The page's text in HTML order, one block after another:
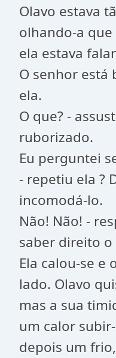
Olavo estava
olhando-a
ela estava
O senhor está
ela.
O que? -
ruborizado.
Eu perguntei
- repetiu ela ?
incomodá-lo.
Não! Não! -
saber direito
Ela calou-se e
lado. Olavo
mas a sua
um calor
depois um